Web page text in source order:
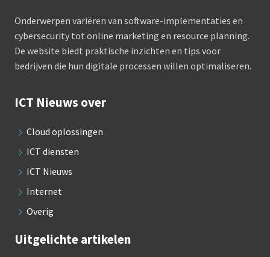
Onderwerpen variëren van software-implementaties en
cybersecurity tot online marketing en resource planning.
De website biedt praktische inzichten en tips voor
bedrijven die hun digitale processen willen optimaliseren.
ICT Nieuws over
Cloud oplossingen
ICT diensten
ICT Nieuws
Internet
Overig
Uitgelichte artikelen